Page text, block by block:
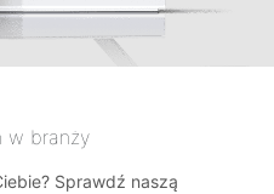
w branży
Sprawdź naszą